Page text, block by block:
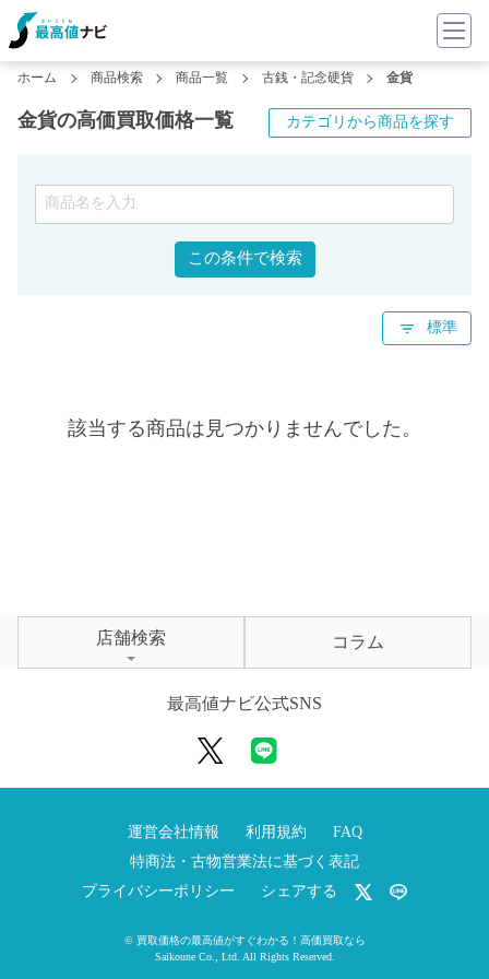
ホーム 商品検索 商品一覧 古銭・記念硬貨 金貨
金貨の高価買取価格一覧 カテゴリから商品を探す
この条件で検索
標準
該当する商品は見つかりませんでした。
店舗検索 コラム
最高値ナビ公式SNS
運営会社情報 利用規約
FAQ
特商法・古物営業法に基づく表記
プライバシーポリシー
シェアする
© 買取価格の最高値がすぐわかる！高価買取なら
Saikoune Co., Ltd. All Rights Reserved.